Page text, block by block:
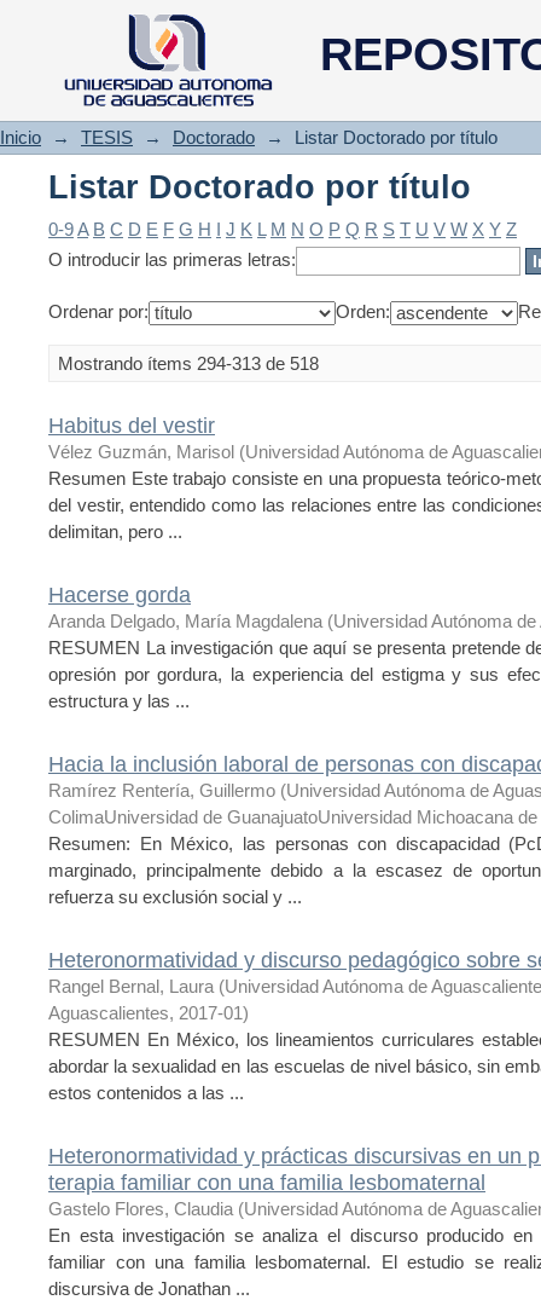
Listar Doctorado por título
Inicio → TESIS → Doctorado → Listar Doctorado por título
Listar Doctorado por título
0-9A B C D E F G H I J K L M N O P Q R S T U V W X Y Z
O introducir las primeras letras:
Ordenar por: Orden:
Mostrando ítems 294-313 de 518
Habitus del vestir
Vélez Guzmán, Marisol (Universidad Autónoma de
Resumen Este trabajo consiste en una propuesta teórico-
del vestir, entendido como las relaciones entre las
delimitan, pero ...
Hacerse gorda
Aranda Delgado, María Magdalena (Universidad Autónoma
RESUMEN La investigación que aquí se presenta pretende
opresión por gordura, la experiencia del estigma y sus
estructura y las ...
Hacia la inclusión laboral de personas con
Ramírez Rentería, Guillermo (Universidad Autónoma de
ColimaUniversidad de GuanajuatoUniversidad Michoacana
Resumen: En México, las personas con discapacidad
marginado, principalmente debido a la escasez de
refuerza su exclusión social y ...
Heteronormatividad y discurso pedagógico sobre
Rangel Bernal, Laura (Universidad Autónoma de
Aguascalientes, 2017-01)
RESUMEN En México, los lineamientos curriculares
abordar la sexualidad en las escuelas de nivel básico, sin
estos contenidos a las ...
Heteronormatividad y prácticas discursivas en un
terapia familiar con una familia lesbomaternal
Gastelo Flores, Claudia (Universidad Autónoma de
En esta investigación se analiza el discurso producido
familiar con una familia lesbomaternal. El estudio se
discursiva de Jonathan ...